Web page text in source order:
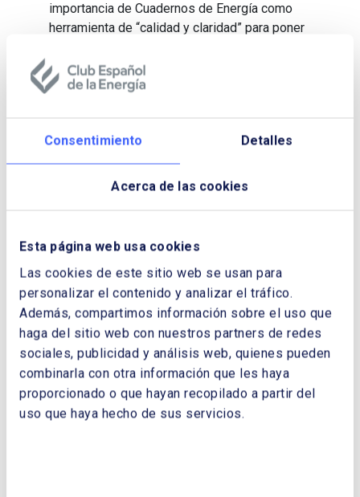
Consentimiento Detalles
Acerca de las cookies
Esta página web usa cookies
Las cookies de este sitio web se usan para
personalizar el contenido y analizar el tráfico.
Además, compartimos información sobre el uso que
haga del sitio web con nuestros partners de redes
sociales, publicidad y análisis web, quienes pueden
combinarla con otra información que les haya
proporcionado o que hayan recopilado a partir del
uso que haya hecho de sus servicios.
importancia de Cuadernos de Energía como
herramienta de “calidad y claridad” para poner
CELEBRACIÓN DEL XX ANIVERSARIO
CUADERNOS DE ENERGÍA
NOMBRE Y APELLIDOS:
EMPRESA:
CORREO ELECTRÓNICO:
TELÉFONO: